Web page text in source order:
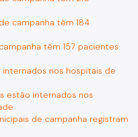
campanha têm 184
têm 157 pacientes
internados nos hospitais de
estão internados nos
de campanha registram